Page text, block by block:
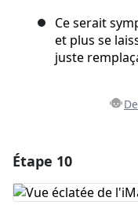
Ce serait
et plus se
juste
Ajouter un
Étape 10